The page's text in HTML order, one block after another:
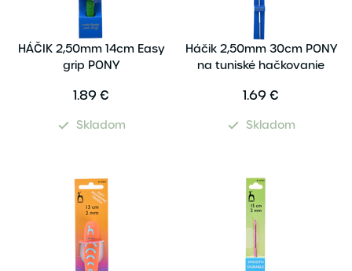
HÁČIK 2,50mm 14cm Easy
grip PONY
1.89 €
Skladom
Háčik 2,50mm 30cm PONY
na tuniské hačkovanie
1.69 €
Skladom